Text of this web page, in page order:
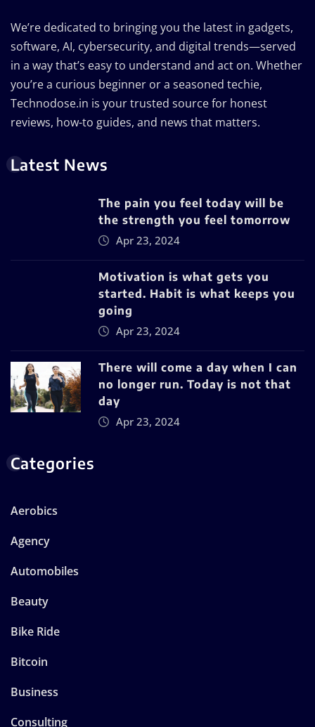
We’re dedicated to bringing you the latest in gadgets,
software, AI, cybersecurity, and digital trends—served
in a way that’s easy to understand and act on. Whether
you’re a curious beginner or a seasoned techie,
Technodose.in is your trusted source for honest
reviews, how-to guides, and news that matters.
Latest News
The pain you feel today will be
the strength you feel tomorrow
Apr 23, 2024
Motivation is what gets you
started. Habit is what keeps you
going
Apr 23, 2024
There will come a day when I can
no longer run. Today is not that
day
Apr 23, 2024
Categories
Aerobics
Agency
Automobiles
Beauty
Bike Ride
Bitcoin
Business
Consulting